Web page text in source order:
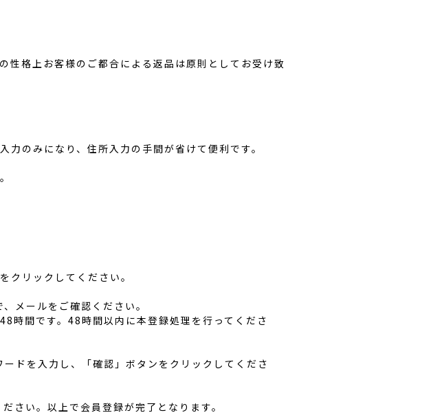
性格上お客様のご都合による返品は原則としてお受け致
のみになり、住所入力の手間が省けて便利です。
リックしてください。
メールをご確認ください。
時間です。48時間以内に本登録処理を行ってくださ
ドを入力し、「確認」ボタンをクリックしてくださ
さい。以上で会員登録が完了となります。